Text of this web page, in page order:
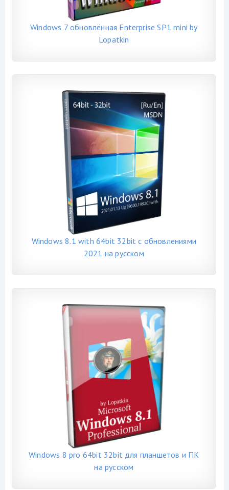
Windows 7 обновлённая Enterprise SP1 mini by
Lopatkin
Windows 8.1 with 64bit 32bit с обновлениями
2021 на русском
Windows 8 pro 64bit 32bit для планшетов и ПК
на русском